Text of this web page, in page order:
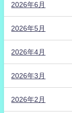
2026年6月
2026年5月
2026年4月
2026年3月
2026年2月